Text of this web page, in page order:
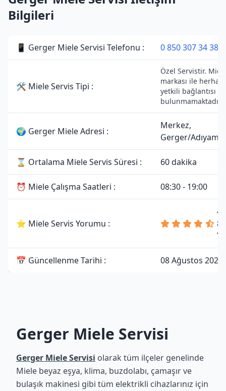
Bilgileri
📱 Gerger Miele Servisi Telefonu : 0 850 307 34 38
🛠 Miele Servis Tipi :
Özel Servistir.
markası ile
yetkili bağlantısı
bulunmamaktadır.
🌍 Gerger Miele Adresi :
Merkez,
Gerger/
⌛ Ortalama Miele Servis Süresi : 60 dakika
⏰ Miele Çalışma Saatleri : 08:30 - 19:00
⭐ Miele Servis Yorumu :
81
📅 Güncellenme Tarihi : 08 Ağustos 2026
Gerger Miele Servisi
Gerger Miele Servisi olarak tüm ilçeler genelinde
Miele beyaz eşya, klima, buzdolabı, çamaşır ve
bulaşık makinesi gibi tüm elektrikli cihazlarınız için